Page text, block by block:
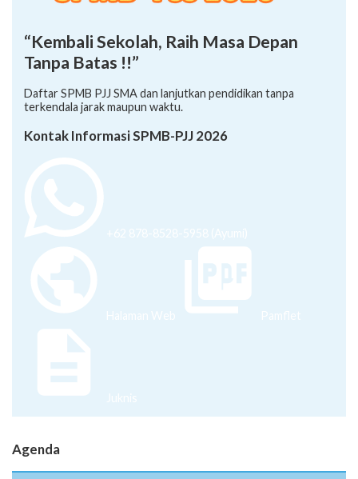
“Kembali Sekolah, Raih Masa Depan
Tanpa Batas !!”
Daftar SPMB PJJ SMA dan lanjutkan pendidikan tanpa
terkendala jarak maupun waktu.
Kontak Informasi SPMB-PJJ 2026
+62 878-8528-5958 (Ayumi)
Halaman Web Pamflet
Juknis
Agenda